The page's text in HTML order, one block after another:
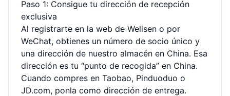
Paso 1: Consigue tu dirección de recepción
exclusiva
Al registrarte en la web de Welisen o por
WeChat, obtienes un número de socio único y
una dirección de nuestro almacén en China. Esa
dirección es tu “punto de recogida” en China.
Cuando compres en Taobao, Pinduoduo o
JD.com, ponla como dirección de entrega.